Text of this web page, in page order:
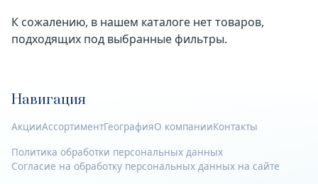
К сожалению, в нашем каталоге нет товаров,
подходящих под выбранные фильтры.
Навигация
АкцииАссортиментГеографияО компанииКонтакты
Политика обработки персональных данных
Согласие на обработку персональных данных на сайте